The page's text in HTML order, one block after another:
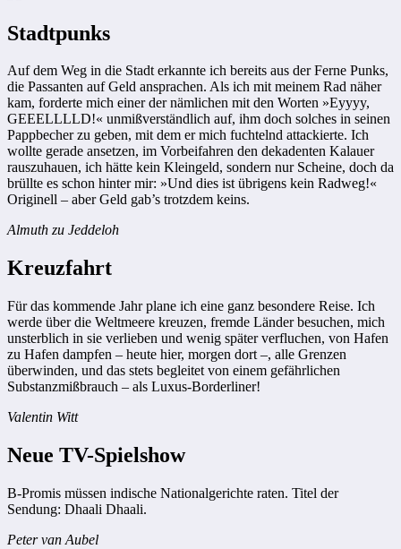
Stadtpunks
Auf dem Weg in die Stadt erkannte ich bereits aus der Ferne Punks,
die Passanten auf Geld ansprachen. Als ich mit meinem Rad näher
kam, forderte mich einer der nämlichen mit den Worten »Eyyyy,
GEEELLLLD!« unmißverständlich auf, ihm doch solches in seinen
Pappbecher zu geben, mit dem er mich fuchtelnd attackierte. Ich
wollte gerade ansetzen, im Vorbeifahren den dekadenten Kalauer
rauszuhauen, ich hätte kein Kleingeld, sondern nur Scheine, doch da
brüllte es schon hinter mir: »Und dies ist übrigens kein Radweg!«
Originell – aber Geld gab’s trotzdem keins.
Almuth zu Jeddeloh
Kreuzfahrt
Für das kommende Jahr plane ich eine ganz besondere Reise. Ich
werde über die Weltmeere kreuzen, fremde Länder besuchen, mich
unsterblich in sie verlieben und wenig später verfluchen, von Hafen
zu Hafen dampfen – heute hier, morgen dort –, alle Grenzen
überwinden, und das stets begleitet von einem gefährlichen
Substanzmißbrauch – als Luxus-Borderliner!
Valentin Witt
Neue TV-Spielshow
B-Promis müssen indische Nationalgerichte raten. Titel der
Sendung: Dhaali Dhaali.
Peter van Aubel